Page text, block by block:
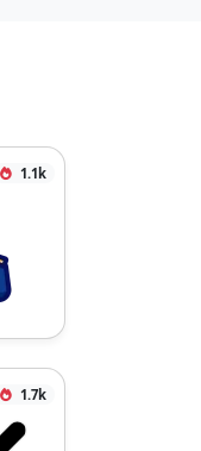
1.1k
1.7k